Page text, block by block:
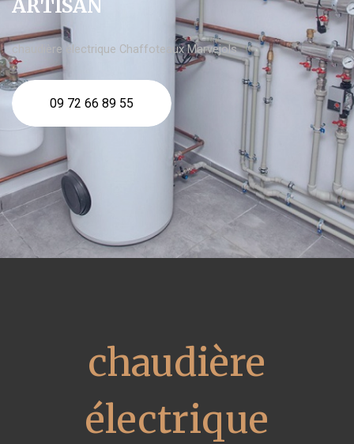
ARTISAN
chaudière électrique Chaffoteaux Marvejols
09 72 66 89 55
chaudière
électrique